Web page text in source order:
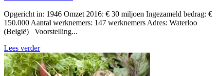
Opgericht in: 1946 Omzet 2016: € 30 miljoen Ingezameld bedrag: €
150.000 Aantal werknemers: 147 werknemers Adres: Waterloo
(België) Voorstelling...
Lees verder